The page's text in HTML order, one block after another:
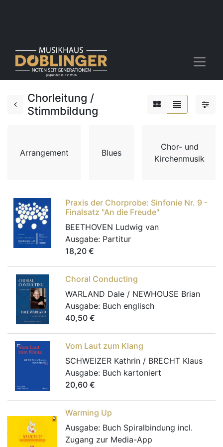
Chorleitung /
Stimmbildung
Arrangement Blues
Chor- und
Kirchenmusik
Praxis der Chorprobe: Sinfonie Nr. 9 -
Finalsatz "An die Freude"
BEETHOVEN Ludwig van
Ausgabe: Partitur
18,20 €
Choral Conducting
WARLAND Dale / NEWHOUSE Brian
Ausgabe: Buch englisch
40,50 €
Vom Laut zum Klang
SCHWEIZER Kathrin / BRECHT Klaus
Ausgabe: Buch kartoniert
20,60 €
Warming Up
Ausgabe: Buch Spiralbindung incl.
Zugang zur Media-App